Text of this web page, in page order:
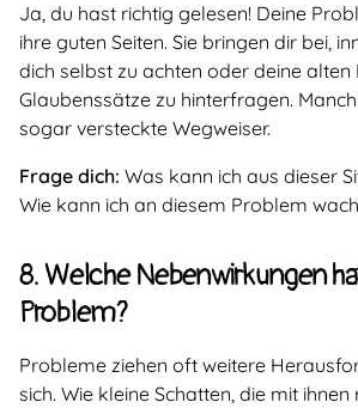
Ja, du hast richtig gelesen! Deine
ihre guten Seiten. Sie bringen dir bei,
dich selbst zu achten oder deine
Glaubenssätze zu hinterfragen.
sogar versteckte Wegweiser.
Frage dich: Was kann ich aus dieser
Wie kann ich an diesem Problem
8. Welche Nebenwirkungen
Problem?
Probleme ziehen oft weitere
sich. Wie kleine Schatten, die mit ihnen